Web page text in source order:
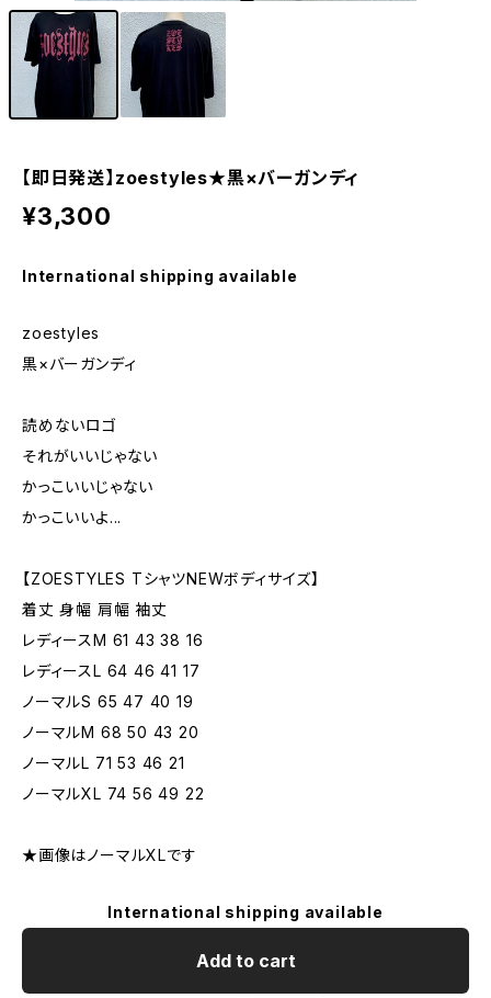
【即日発送】zoestyles★黒×バーガンディ
¥3,300
International shipping available
zoestyles
黒×バーガンディ
読めないロゴ
それがいいじゃない
かっこいいじゃない
かっこいいよ...
【ZOESTYLES TシャツNEWボディサイズ】
着丈 身幅 肩幅 袖丈
レディースM 61 43 38 16
レディースL 64 46 41 17
ノーマルS 65 47 40 19
ノーマルM 68 50 43 20
ノーマルL 71 53 46 21
ノーマルXL 74 56 49 22
★画像はノーマルXLです
International shipping available
Add to cart